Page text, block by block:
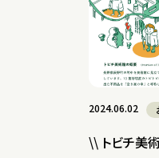
2024.06.02
\\ トビチ美